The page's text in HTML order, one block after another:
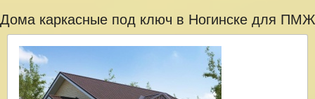
Дома каркасные под ключ в Ногинске для ПМЖ